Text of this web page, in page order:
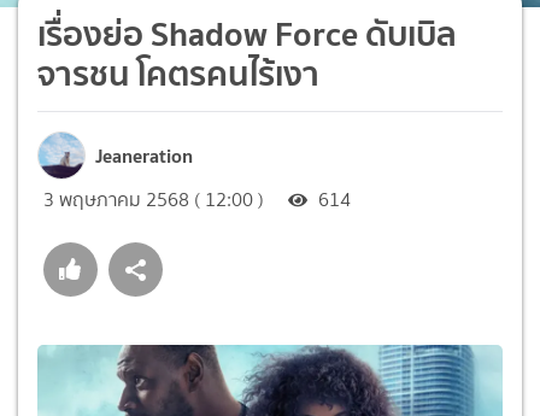
เรื่องย่อ Shadow Force ดับเบิล
จารชน โคตรคนไร้เงา
Jeaneration
3 พฤษภาคม 2568 ( 12:00 ) 614